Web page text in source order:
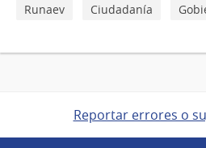
Runaev Ciudadanía
Reportar errores o